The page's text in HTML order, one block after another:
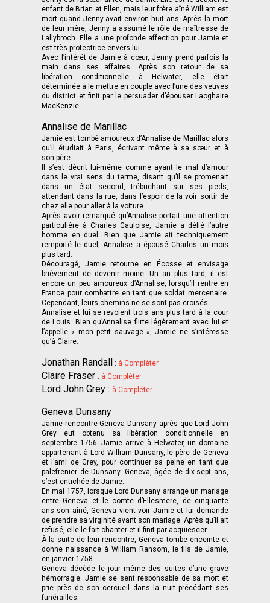
enfant de Brian et Ellen, mais leur frère aîné William est
mort quand Jenny avait environ huit ans. Après la mort
de leur mère, Jenny a assumé le rôle de maîtresse de
Lallybroch. Elle a une profonde affection pour Jamie et
est très protectrice envers lui.
Avec l’intérêt de Jamie à cœur, Jenny prend parfois la
main dans ses affaires. Après son retour de sa
libération conditionnelle à Helwater, elle était
déterminée à le mettre en couple avec l’une des veuves
du district et finit par le persuader d’épouser Laoghaire
MacKenzie.
Annalise de Marillac
Jamie est tombé amoureux d’Annalise de Marillac alors
qu’il étudiait à Paris, écrivant même à sa sœur et à
son père.
Il s’est décrit lui-même comme ayant le mal d’amour
dans le vrai sens du terme, disant qu’il se promenait
dans un état second, trébuchant sur ses pieds,
attendant dans la rue, dans l’espoir de la voir sortir de
chez elle pour aller à la voiture.
Après avoir remarqué qu’Annalise portait une attention
particulière à Charles Gauloise, Jamie a défié l’autre
homme en duel. Bien que Jamie ait techniquement
remporté le duel, Annalise a épousé Charles un mois
plus tard.
Découragé, Jamie retourne en Écosse et envisage
brièvement de devenir moine. Un an plus tard, il est
encore un peu amoureux d’Annalise, lorsqu’il rentre en
France pour combattre en tant que soldat mercenaire.
Cependant, leurs chemins ne se sont pas croisés.
Annalise et lui se revoient trois ans plus tard à la cour
de Louis. Bien qu’Annalise flirte légèrement avec lui et
l’appelle « mon petit sauvage », Jamie ne s’intéresse
qu’à Claire.
Jonathan Randall : à Compléter
Claire Fraser : à Compléter
Lord John Grey : à Compléter
Geneva Dunsany
Jamie rencontre Geneva Dunsany après que Lord John
Grey eut obtenu sa libération conditionnelle en
septembre 1756. Jamie arrive à Helwater, un domaine
appartenant à Lord William Dunsany, le père de Geneva
et l’ami de Grey, pour continuer sa peine en tant que
palefrenier de Dunsany. Geneva, âgée de dix-sept ans,
s’est entichée de Jamie.
En mai 1757, lorsque Lord Dunsany arrange un mariage
entre Geneva et le comte d’Ellesmere, de cinquante
ans son aîné, Geneva vient voir Jamie et lui demande
de prendre sa virginité avant son mariage. Après qu’il ait
refusé, elle le fait chanter et il finit par acquiescer.
À la suite de leur rencontre, Geneva tombe enceinte et
donne naissance à William Ransom, le fils de Jamie,
en janvier 1758.
Geneva décède le jour même des suites d’une grave
hémorragie. Jamie se sent responsable de sa mort et
prie près de son cercueil dans la nuit précédant ses
funérailles.